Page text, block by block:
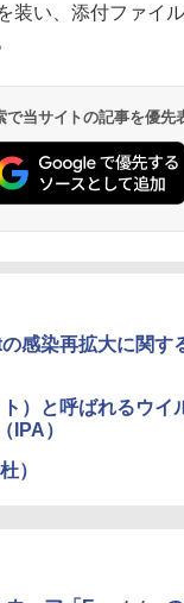
装い、添付ファイ
当サイトの記事を優先
感染再拡大に関す
）と呼ばれるウイ
IPA）
）